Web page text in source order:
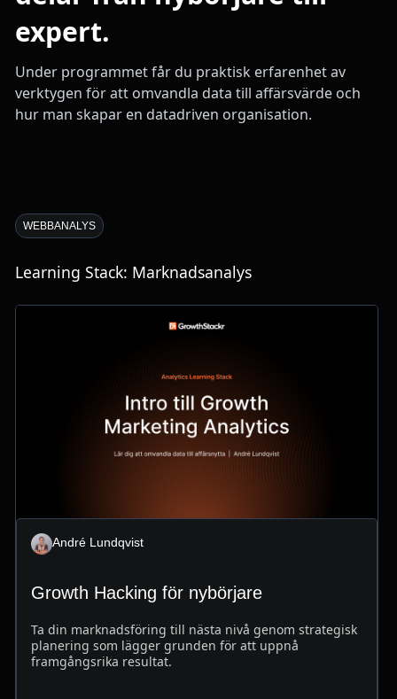
expert.
Under programmet får du praktisk erfarenhet av
verktygen för att omvandla data till affärsvärde och
hur man skapar en datadriven organisation.
WEBBANALYS
Learning Stack: Marknadsanalys
André Lundqvist
Growth Hacking för nybörjare
Ta din marknadsföring till nästa nivå genom strategisk
planering som lägger grunden för att uppnå
framgångsrika resultat.